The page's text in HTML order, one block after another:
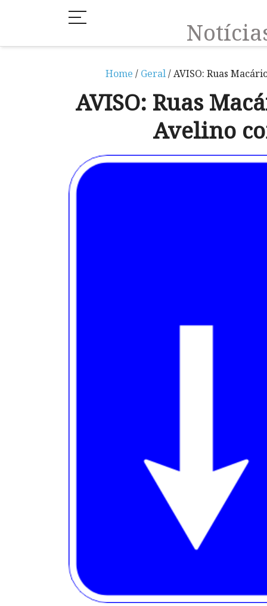
Home / Geral/ AVISO: Ruas
AVISO: Ruas
Avelino